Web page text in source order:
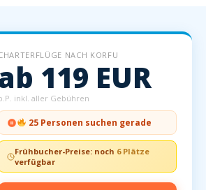
NACH KORFU
119 EUR
inkl. aller Gebühren
25 Personen suchen gerade
Frühbucher-Preise: noch 6 Plätze
verfügbar